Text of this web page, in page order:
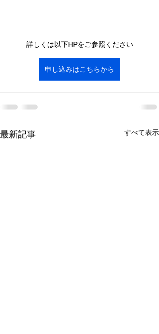
詳しくは以下HPをご参照ください
申し込みはこちらから
最新記事 すべて表示